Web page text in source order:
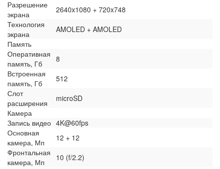
Разрешение
экрана
2640x1080 + 720x748
Технология
экрана
AMOLED + AMOLED
Память
Оперативная
память, Гб
8
Встроенная
память, Гб
512
Слот
расширения
microSD
Камера
Запись видео 4K@60fps
Основная
камера, Мп
12 + 12
Фронтальная
камера, Мп
10 (f/2.2)